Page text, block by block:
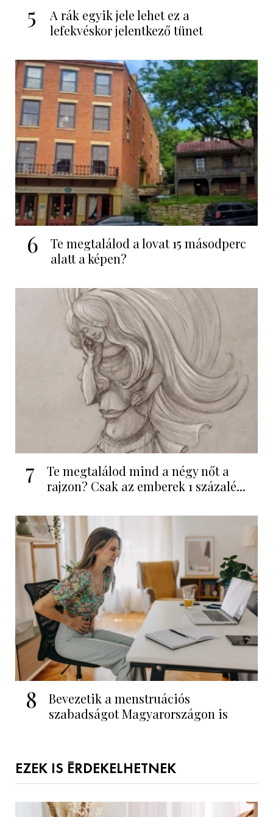
5
A rák egyik jele lehet ez a
lefekvéskor jelentkező tünet
6
Te megtalálod a lovat 15 másodperc
alatt a képen?
7
Te megtalálod mind a négy nőt a
rajzon? Csak az emberek 1 százalé...
8
Bevezetik a menstruációs
szabadságot Magyarországon is
EZEK IS ÉRDEKELHETNEK